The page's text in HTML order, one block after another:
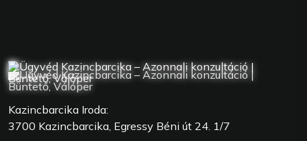
Kazincbarcika Iroda:
3700 Kazincbarcika, Egressy Béni út 24. 1/7